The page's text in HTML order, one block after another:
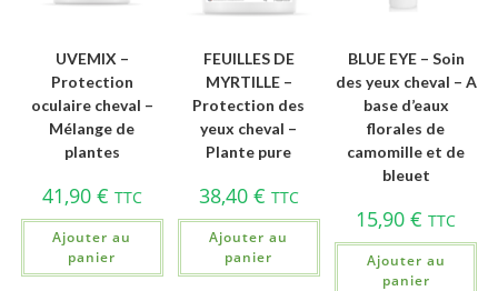
UVEMIX –
Protection
oculaire cheval –
Mélange de
plantes
41,90 € TTC
Ajouter au
panier
FEUILLES DE
MYRTILLE –
Protection des
yeux cheval –
Plante pure
38,40 € TTC
Ajouter au
panier
BLUE EYE – Soin
des yeux cheval – A
base d’eaux
florales de
camomille et de
bleuet
15,90€ TTC
Ajouter au
panier